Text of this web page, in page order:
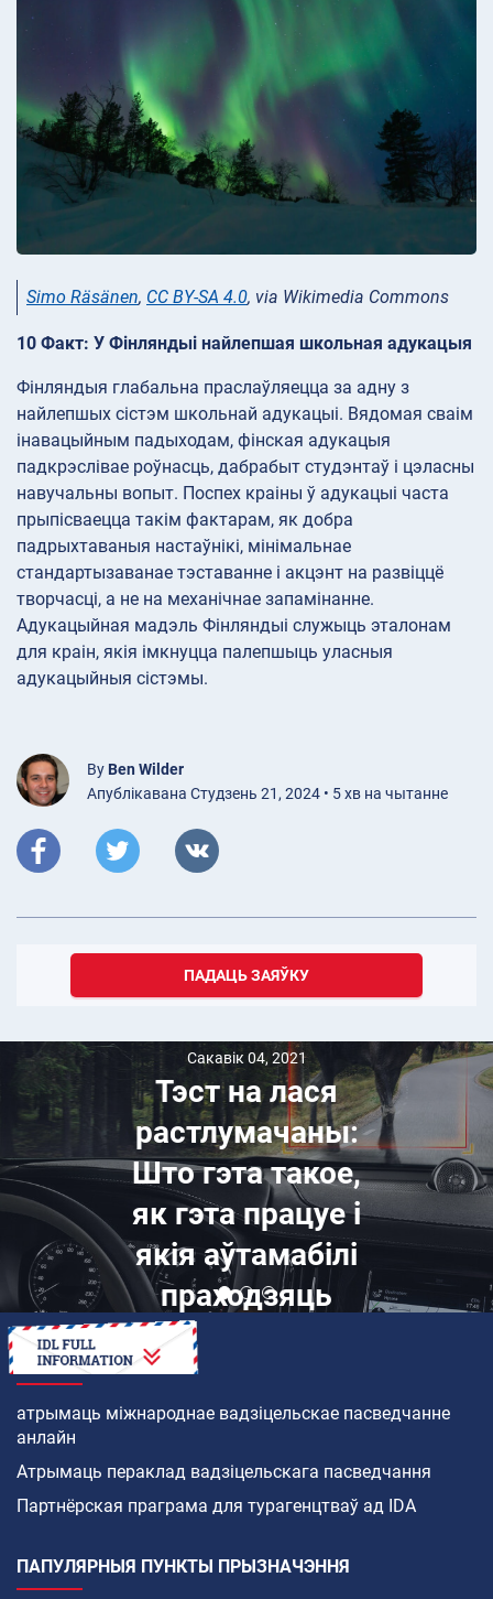
Simo Räsänen, CC BY-SA 4.0, via Wikimedia Commons
10 Факт: У Фінляндыі найлепшая школьная адукацыя
Фінляндыя глабальна праслаўляецца за адну з
найлепшых сістэм школьнай адукацыі. Вядомая сваім
інавацыйным падыходам, фінская адукацыя
падкрэслівае роўнасць, дабрабыт студэнтаў і цэласны
навучальны вопыт. Поспех краіны ў адукацыі часта
прыпісваецца такім фактарам, як добра
падрыхтаваныя настаўнікі, мінімальнае
стандартызаванае тэставанне і акцэнт на развіццё
творчасці, а не на механічнае запамінанне.
Адукацыйная мадэль Фінляндыі служыць эталонам
для краін, якія імкнуцца палепшыць уласныя
адукацыйныя сістэмы.
By Ben Wilder
Апублікавана Студзень 21, 2024 • 5 хв на чытанне
ПАДАЦЬ ЗАЯЎКУ
Сакавік 04, 2021
Тэст на лася
растлумачаны:
Што гэта такое,
як гэта працуе і
якія аўтамабілі
праходзяць
ЯК
атрымаць міжнароднае вадзіцельскае пасведчанне
анлайн
Атрымаць пераклад вадзіцельскага пасведчання
Партнёрская праграма для турагенцтваў ад IDA
ПАПУЛЯРНЫЯ ПУНКТЫ ПРЫЗНАЧЭННЯ